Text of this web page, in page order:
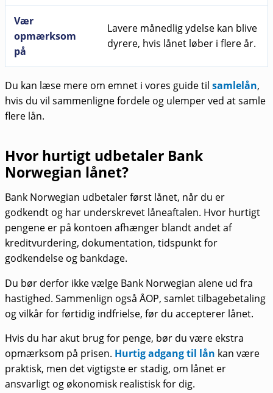
Vær
opmærksom
på
Lavere månedlig ydelse kan blive
dyrere, hvis lånet løber i flere år.
Du kan læse mere om emnet i vores guide til samlelån,
hvis du vil sammenligne fordele og ulemper ved at samle
flere lån.
Hvor hurtigt udbetaler Bank
Norwegian lånet?
Bank Norwegian udbetaler først lånet, når du er
godkendt og har underskrevet låneaftalen. Hvor hurtigt
pengene er på kontoen afhænger blandt andet af
kreditvurdering, dokumentation, tidspunkt for
godkendelse og bankdage.
Du bør derfor ikke vælge Bank Norwegian alene ud fra
hastighed. Sammenlign også ÅOP, samlet tilbagebetaling
og vilkår for førtidig indfrielse, før du accepterer lånet.
Hvis du har akut brug for penge, bør du være ekstra
opmærksom på prisen. Hurtig adgang til lån kan være
praktisk, men det vigtigste er stadig, om lånet er
ansvarligt og økonomisk realistisk for dig.